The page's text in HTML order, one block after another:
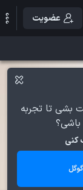
عضویت
بشی تا تجربه
کنی